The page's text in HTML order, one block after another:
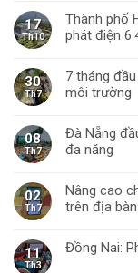
17
Th10
Thành phố
phát điện
30
Th7
7 tháng
môi trường
08
Th7
Đà Nẵng
đa năng
02
Th7
Nâng cao
trên địa bàn
11
Th3
Đồng Nai: